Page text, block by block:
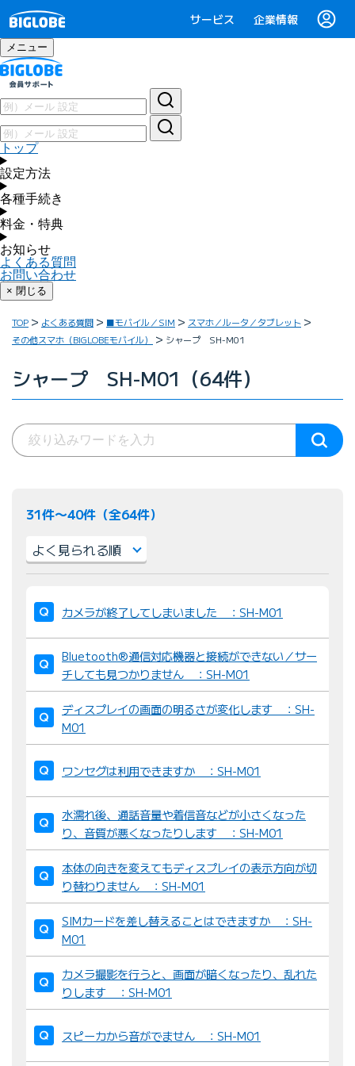
サービス 企業情報
メニュー
トップ
設定方法
各種手続き
料金・特典
お知らせ
よくある質問
お問い合わせ
× 閉じる
TOP よくある質問 ■モバイル／SIM
スマホ／ルータ／タブレット
その他スマホ（BIGLOBEモバイル）
シャープ SH-M01
シャープ SH-M01（64件）
31件〜40件（全64件）
び
替
え
：
カメラが終了してしまいました ：SH-M01
Bluetooth®通信対応機器と接続ができない／サー
チしても見つかりません ：SH-M01
ディスプレイの画面の明るさが変化します ：SH-
M01
ワンセグは利用できますか ：SH-M01
水濡れ後、通話音量や着信音などが小さくなった
り、音質が悪くなったりします ：SH-M01
本体の向きを変えてもディスプレイの表示方向が切
り替わりません ：SH-M01
SIMカードを差し替えることはできますか ：SH-
M01
カメラ撮影を行うと、画面が暗くなったり、乱れた
りします ：SH-M01
スピーカから音がでません ：SH-M01